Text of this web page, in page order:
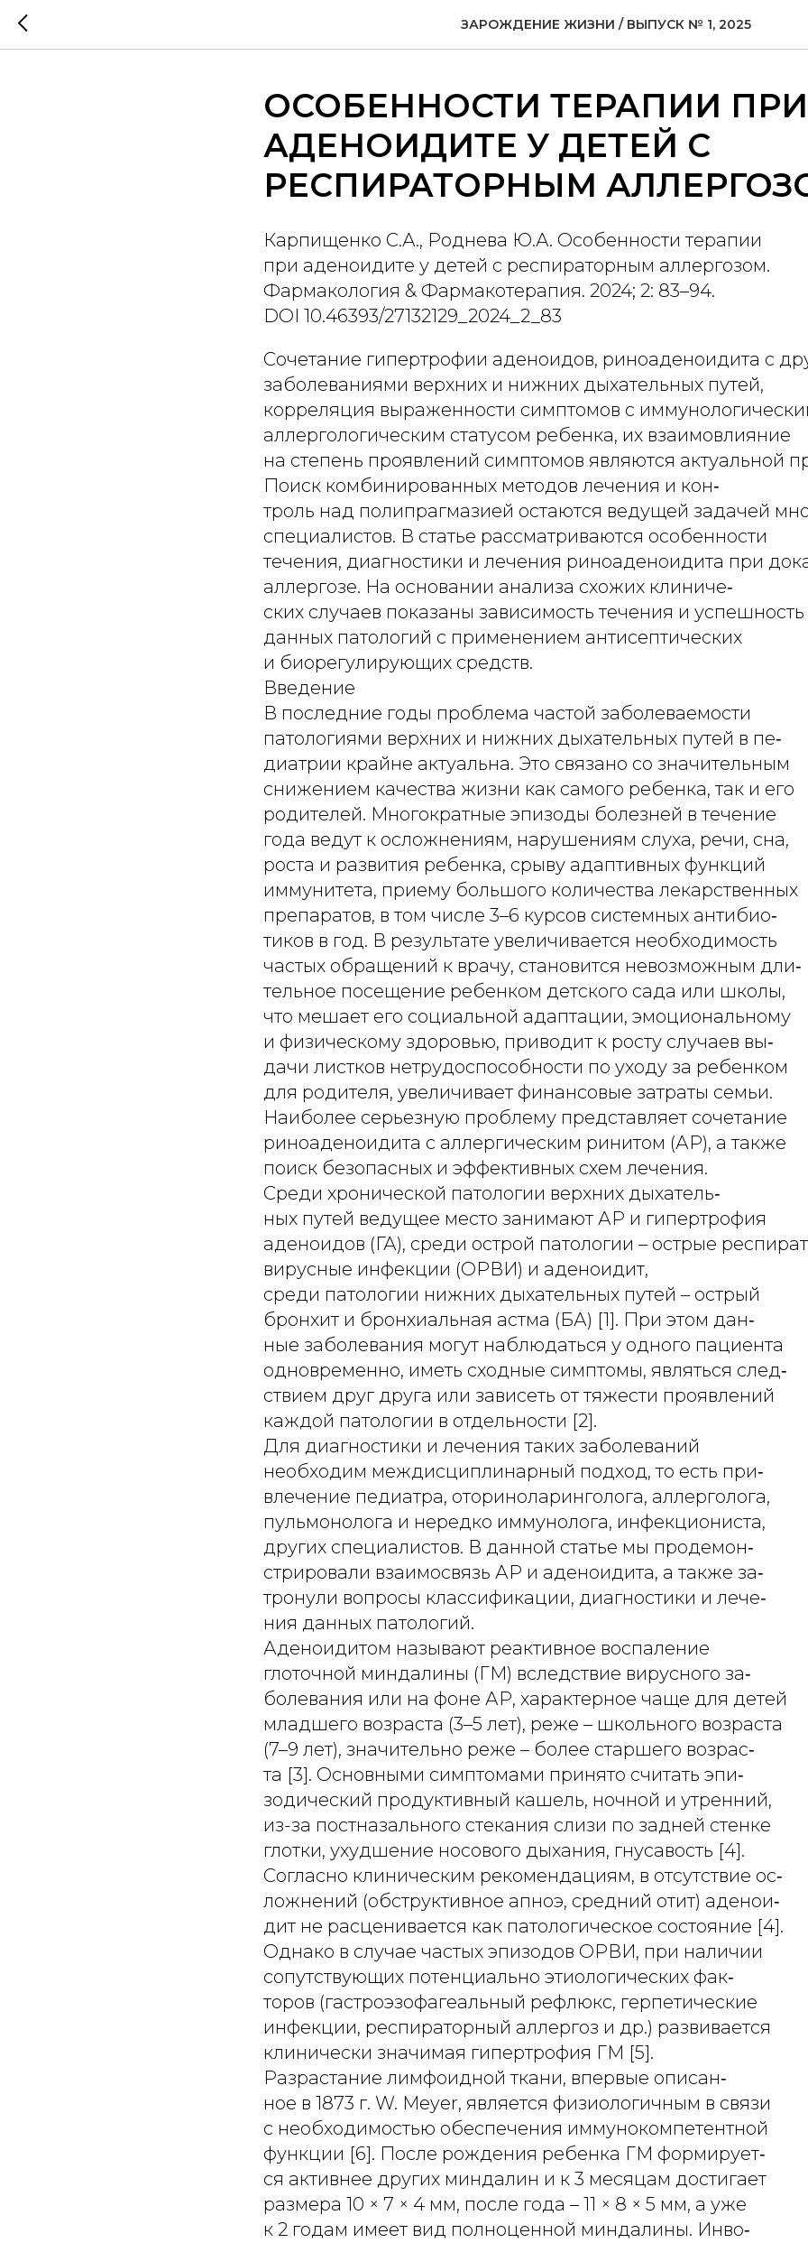
ЗАРОЖДЕНИЕ ЖИЗНИ / ВЫПУСК № 1, 2025
ОСОБЕННОСТИ ТЕРАПИИ ПРИ
АДЕНОИДИТЕ У ДЕТЕЙ С
РЕСПИРАТОРНЫМ
Карпищенко С.А., Роднева Ю.А. Особенности терапии
при аденоидите у детей с респираторным аллергозом.
Фармакология & Фармакотерапия. 2024; 2: 83–94.
DOI 10.46393/27132129_2024_2_83
Cочетание гипертрофии аденоидов, риноаденоидита с
заболеваниями верхних и нижних дыхательных путей,
корреляция выраженности симптомов c
аллергологическим статусом ребенка, их взаимовлияние
на степень проявлений симптомов являются актуальной
Поиск комбинированных методов лечения и кон‑
троль над полипрагмазией остаются ведущей задачей
специалистов. В статье рассматриваются особенности
течения, диагностики и лечения риноаденоидита при
аллергозе. На основании анализа схожих клиниче‑
ских случаев показаны зависимость течения и
данных патологий с применением антисептических
и биорегулирующих средств.
Введение
В последние годы проблема частой заболеваемости
патологиями верхних и нижних дыхательных путей в пе‑
диатрии крайне актуальна. Это связано со значительным
снижением качества жизни как самого ребенка, так и его
родителей. Многократные эпизоды болезней в течение
года ведут к осложнениям, нарушениям слуха, речи, сна,
роста и развития ребенка, срыву адаптивных функций
иммунитета, приему большого количества лекарственных
препаратов, в том числе 3–6 курсов системных антибио‑
тиков в год. В результате увеличивается необходимость
частых обращений к врачу, становится невозможным дли‑
тельное посещение ребенком детского сада или школы,
что мешает его социальной адаптации, эмоциональному
и физическому здоровью, приводит к росту случаев вы‑
дачи листков нетрудоспособности по уходу за ребенком
для родителя, увеличивает финансовые затраты семьи.
Наиболее серьезную проблему представляет сочетание
риноаденоидита с аллергическим ринитом (АР), а также
поиск безопасных и эффективных схем лечения.
Среди хронической патологии верхних дыхатель‑
ных путей ведущее место занимают АР и гипертрофия
аденоидов (ГА), среди острой патологии – острые
вирусные инфекции (ОРВИ) и аденоидит,
среди патологии нижних дыхательных путей – острый
бронхит и бронхиальная астма (БА) [1]. При этом дан‑
ные заболевания могут наблюдаться у одного пациента
одновременно, иметь сходные симптомы, являться след‑
ствием друг друга или зависеть от тяжести проявлений
каждой патологии в отдельности [2].
Для диагностики и лечения таких заболеваний
необходим междисциплинарный подход, то есть при‑
влечение педиатра, оториноларинголога, аллерголога,
пульмонолога и нередко иммунолога, инфекциониста,
других специалистов. В данной статье мы продемон‑
стрировали взаимосвязь АР и аденоидита, а также за‑
тронули вопросы классификации, диагностики и лече‑
ния данных патологий.
Аденоидитом называют реактивное воспаление
глоточной миндалины (ГМ) вследствие вирусного за‑
болевания или на фоне АР, характерное чаще для детей
младшего возраста (3–5 лет), реже – школьного возраста
(7–9 лет), значительно реже – более старшего возрас‑
та [3]. Основными симптомами принято считать эпи‑
зодический продуктивный кашель, ночной и утренний,
из-за постназального стекания слизи по задней стенке
глотки, ухудшение носового дыхания, гнусавость [4].
Согласно клиническим рекомендациям, в отсутствие ос‑
ложнений (обструктивное апноэ, средний отит) аденои‑
дит не расценивается как патологическое состояние [4].
Однако в случае частых эпизодов ОРВИ, при наличии
сопутствующих потенциально этиологических фак‑
торов (гастроэзофагеальный рефлюкс, герпетические
инфекции, респираторный аллергоз и др.) развивается
клинически значимая гипертрофия ГМ [5].
Разрастание лимфоидной ткани, впервые описан‑
ное в 1873 г. W. Meyer, является физиологичным в связи
с необходимостью обеспечения иммунокомпетентной
функции [6]. После рождения ребенка ГМ формирует‑
ся активнее других миндалин и к 3 месяцам достигает
размера 10 × 7 × 4 мм, после года – 11 × 8 × 5 мм, а уже
к 2 годам имеет вид полноценной миндалины. Инво‑